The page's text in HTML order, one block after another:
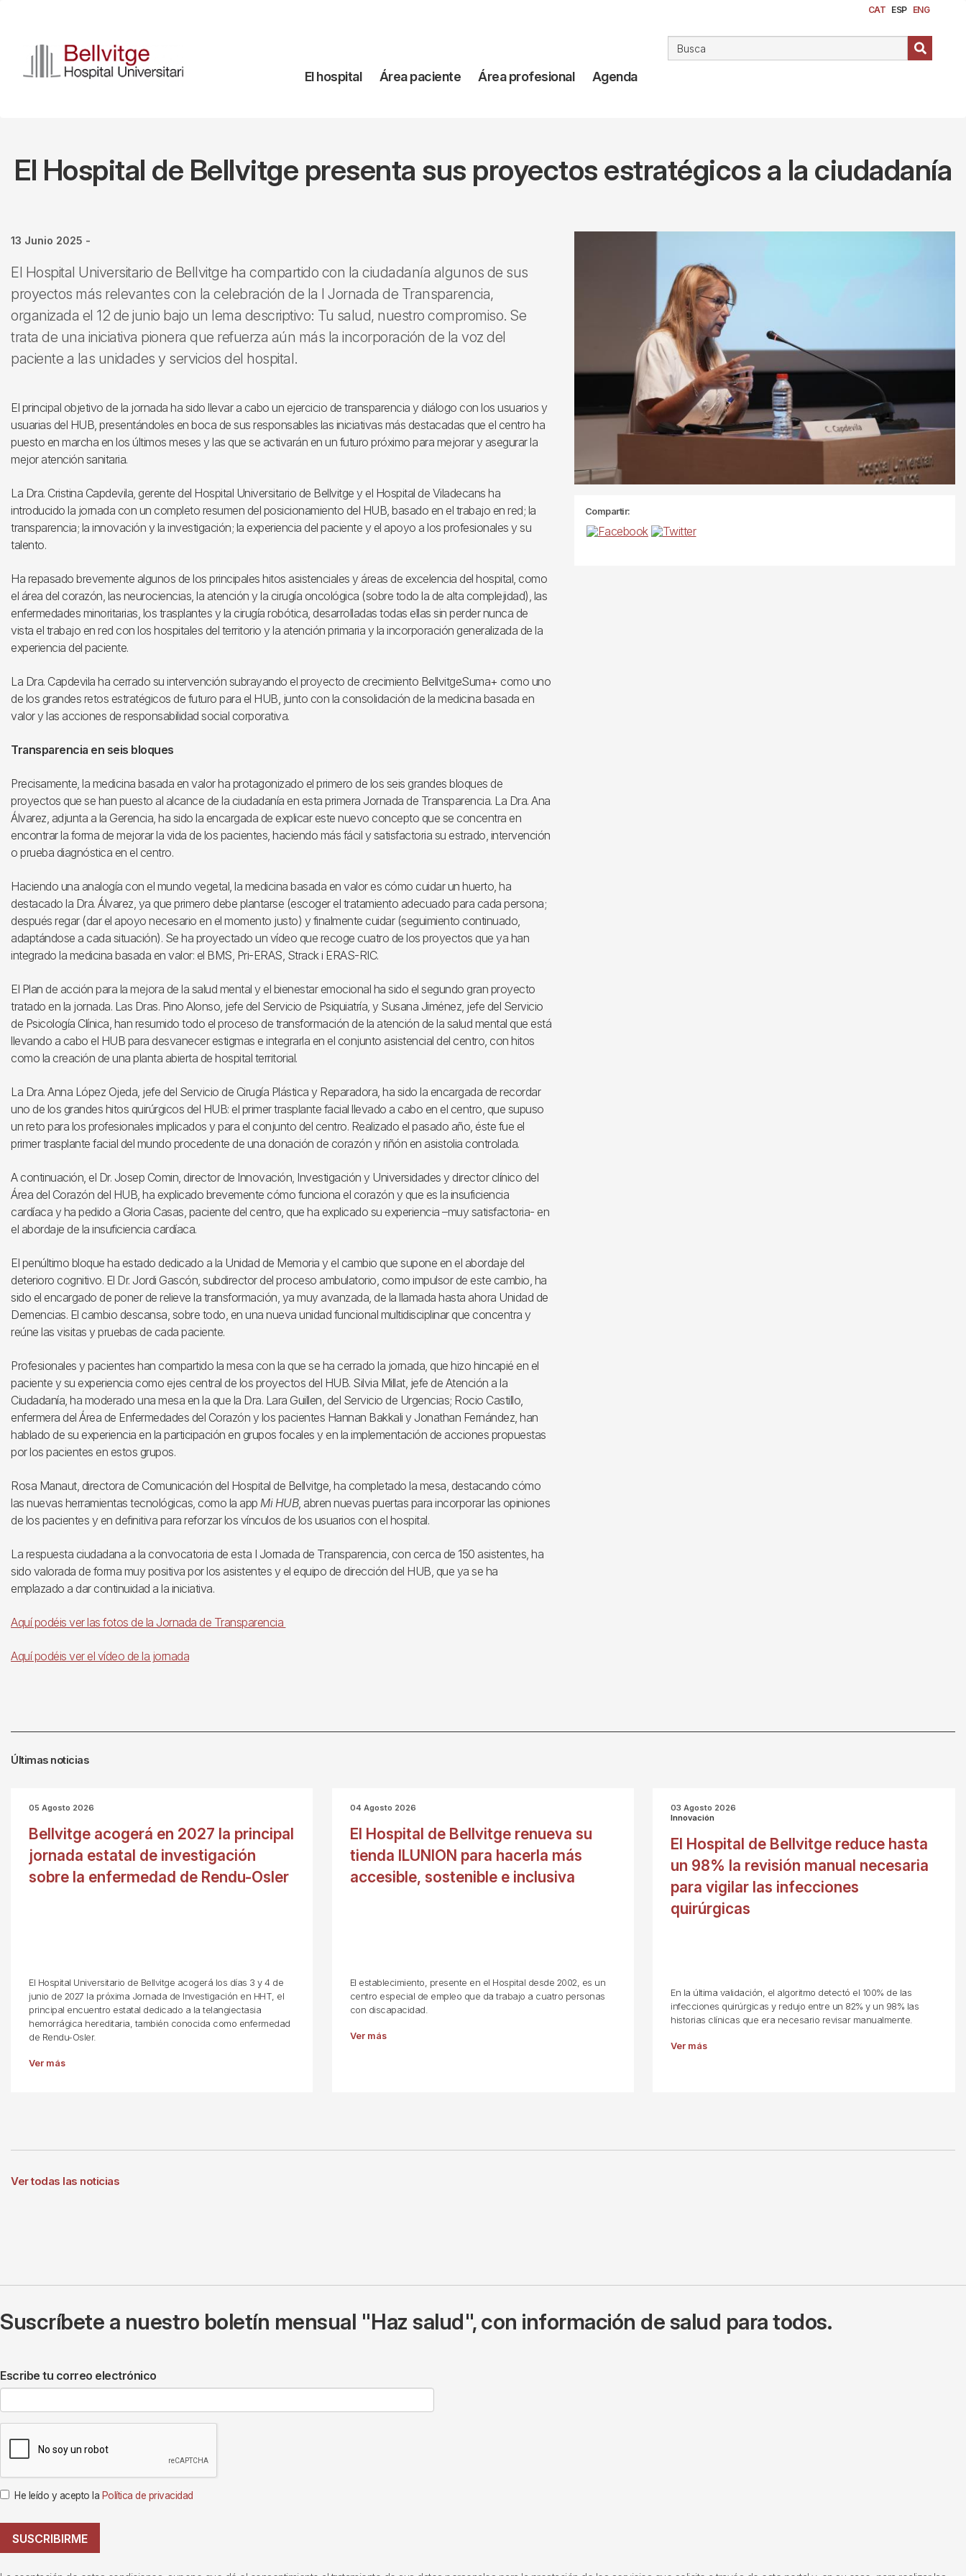
contenido
principal
CAT ESP ENG
Navegación
El hospital Área paciente Área profesional Agenda
El Hospital de Bellvitge presenta sus proyectos estratégicos a la ciudadanía
13 Junio 2025 -
El Hospital Universitario de Bellvitge ha compartido con la ciudadanía algunos de sus
proyectos más relevantes con la celebración de la I Jornada de Transparencia,
organizada el 12 de junio bajo un lema descriptivo: Tu salud, nuestro compromiso. Se
trata de una iniciativa pionera que refuerza aún más la incorporación de la voz del
paciente a las unidades y servicios del hospital.
El principal objetivo de la jornada ha sido llevar a cabo un ejercicio de transparencia y diálogo con los usuarios y
usuarias del HUB, presentándoles en boca de sus responsables las iniciativas más destacadas que el centro ha
puesto en marcha en los últimos meses y las que se activarán en un futuro próximo para mejorar y asegurar la
mejor atención sanitaria.
La Dra. Cristina Capdevila, gerente del Hospital Universitario de Bellvitge y el Hospital de Viladecans ha
introducido la jornada con un completo resumen del posicionamiento del HUB, basado en el trabajo en red; la
transparencia; la innovación y la investigación; la experiencia del paciente y el apoyo a los profesionales y su
talento.
Ha repasado brevemente algunos de los principales hitos asistenciales y áreas de excelencia del hospital, como
el área del corazón, las neurociencias, la atención y la cirugía oncológica (sobre todo la de alta complejidad), las
enfermedades minoritarias, los trasplantes y la cirugía robótica, desarrolladas todas ellas sin perder nunca de
vista el trabajo en red con los hospitales del territorio y la atención primaria y la incorporación generalizada de la
experiencia del paciente.
La Dra. Capdevila ha cerrado su intervención subrayando el proyecto de crecimiento BellvitgeSuma+ como uno
de los grandes retos estratégicos de futuro para el HUB, junto con la consolidación de la medicina basada en
valor y las acciones de responsabilidad social corporativa.
Transparencia en seis bloques
Precisamente, la medicina basada en valor ha protagonizado el primero de los seis grandes bloques de
proyectos que se han puesto al alcance de la ciudadanía en esta primera Jornada de Transparencia. La Dra. Ana
Álvarez, adjunta a la Gerencia, ha sido la encargada de explicar este nuevo concepto que se concentra en
encontrar la forma de mejorar la vida de los pacientes, haciendo más fácil y satisfactoria su estrado, intervención
o prueba diagnóstica en el centro.
Haciendo una analogía con el mundo vegetal, la medicina basada en valor es cómo cuidar un huerto, ha
destacado la Dra. Álvarez, ya que primero debe plantarse (escoger el tratamiento adecuado para cada persona;
después regar (dar el apoyo necesario en el momento justo) y finalmente cuidar (seguimiento continuado,
adaptándose a cada situación). Se ha proyectado un vídeo que recoge cuatro de los proyectos que ya han
integrado la medicina basada en valor: el BMS, Pri-ERAS, Strack i ERAS-RIC.
El Plan de acción para la mejora de la salud mental y el bienestar emocional ha sido el segundo gran proyecto
tratado en la jornada. Las Dras. Pino Alonso, jefe del Servicio de Psiquiatría, y Susana Jiménez, jefe del Servicio
de Psicología Clínica, han resumido todo el proceso de transformación de la atención de la salud mental que está
llevando a cabo el HUB para desvanecer estigmas e integrarla en el conjunto asistencial del centro, con hitos
como la creación de una planta abierta de hospital territorial.
La Dra. Anna López Ojeda, jefe del Servicio de Cirugía Plástica y Reparadora, ha sido la encargada de recordar
uno de los grandes hitos quirúrgicos del HUB: el primer trasplante facial llevado a cabo en el centro, que supuso
un reto para los profesionales implicados y para el conjunto del centro. Realizado el pasado año, éste fue el
primer trasplante facial del mundo procedente de una donación de corazón y riñón en asistolia controlada.
A continuación, el Dr. Josep Comin, director de Innovación, Investigación y Universidades y director clínico del
Área del Corazón del HUB, ha explicado brevemente cómo funciona el corazón y que es la insuficiencia
cardíaca y ha pedido a Gloria Casas, paciente del centro, que ha explicado su experiencia –muy satisfactoria- en
el abordaje de la insuficiencia cardíaca.
El penúltimo bloque ha estado dedicado a la Unidad de Memoria y el cambio que supone en el abordaje del
deterioro cognitivo. El Dr. Jordi Gascón, subdirector del proceso ambulatorio, como impulsor de este cambio, ha
sido el encargado de poner de relieve la transformación, ya muy avanzada, de la llamada hasta ahora Unidad de
Demencias. El cambio descansa, sobre todo, en una nueva unidad funcional multidisciplinar que concentra y
reúne las visitas y pruebas de cada paciente.
Profesionales y pacientes han compartido la mesa con la que se ha cerrado la jornada, que hizo hincapié en el
paciente y su experiencia como ejes central de los proyectos del HUB. Silvia Millat, jefe de Atención a la
Ciudadanía, ha moderado una mesa en la que la Dra. Lara Guillen, del Servicio de Urgencias; Rocio Castillo,
enfermera del Área de Enfermedades del Corazón y los pacientes Hannan Bakkali y Jonathan Fernández, han
hablado de su experiencia en la participación en grupos focales y en la implementación de acciones propuestas
por los pacientes en estos grupos.
Rosa Manaut, directora de Comunicación del Hospital de Bellvitge, ha completado la mesa, destacando cómo
las nuevas herramientas tecnológicas, como la app Mi HUB, abren nuevas puertas para incorporar las opiniones
de los pacientes y en definitiva para reforzar los vínculos de los usuarios con el hospital.
La respuesta ciudadana a la convocatoria de esta I Jornada de Transparencia, con cerca de 150 asistentes, ha
sido valorada de forma muy positiva por los asistentes y el equipo de dirección del HUB, que ya se ha
emplazado a dar continuidad a la iniciativa.
Aquí podéis ver las fotos de la Jornada de Transparencia
Aquí podéis ver el vídeo de la jornada
Compartir:
Últimas noticias
05 Agosto 2026
Bellvitge acogerá en 2027 la principal
jornada estatal de investigación
sobre la enfermedad de Rendu-Osler
El Hospital Universitario de Bellvitge acogerá los días 3 y 4 de
junio de 2027 la próxima Jornada de Investigación en HHT, el
principal encuentro estatal dedicado a la telangiectasia
hemorrágica hereditaria, también conocida como enfermedad
de Rendu-Osler.
Ver más
04 Agosto 2026
El Hospital de Bellvitge renueva su
tienda ILUNION para hacerla más
accesible, sostenible e inclusiva
El establecimiento, presente en el Hospital desde 2002, es un
centro especial de empleo que da trabajo a cuatro personas
con discapacidad.
Ver más
03 Agosto 2026
Innovación
El Hospital de Bellvitge reduce hasta
un 98% la revisión manual necesaria
para vigilar las infecciones
quirúrgicas
En la última validación, el algoritmo detectó el 100% de las
infecciones quirúrgicas y redujo entre un 82% y un 98% las
historias clínicas que era necesario revisar manualmente.
Ver más
Ver todas las noticias
Suscríbete a nuestro boletín mensual "Haz salud", con información de salud para todos.
Escribe tu correo electrónico
He leído y acepto la Política de privacidad
SUSCRIBIRME